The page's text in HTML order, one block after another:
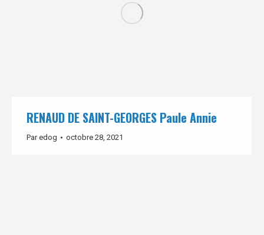
RENAUD DE SAINT-GEORGES Paule Annie
Paredog octobre 28, 2021